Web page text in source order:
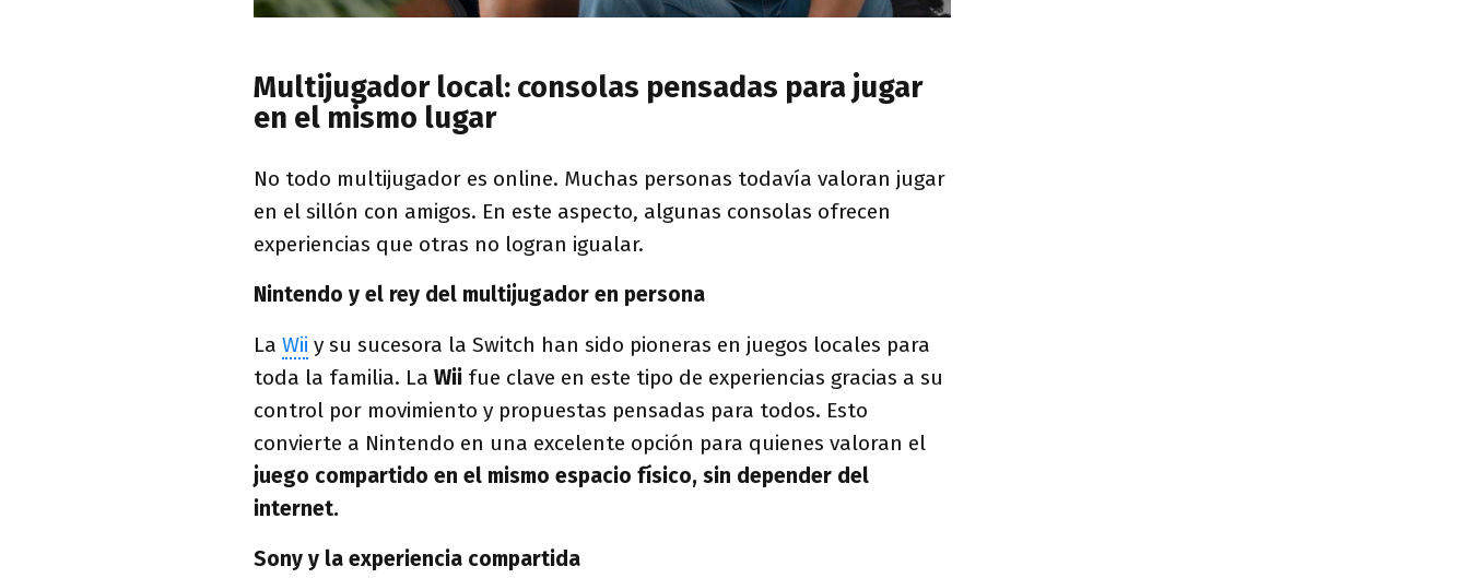
Multijugador local: consolas pensadas para jugar
en el mismo lugar
No todo multijugador es online. Muchas personas todavía valoran jugar
en el sillón con amigos. En este aspecto, algunas consolas ofrecen
experiencias que otras no logran igualar.
Nintendo y el rey del multijugador en persona
La Wii y su sucesora la Switch han sido pioneras en juegos locales para
toda la familia. La Wii fue clave en este tipo de experiencias gracias a su
control por movimiento y propuestas pensadas para todos. Esto
convierte a Nintendo en una excelente opción para quienes valoran el
juego compartido en el mismo espacio físico, sin depender del
internet.
Sony y la experiencia compartida